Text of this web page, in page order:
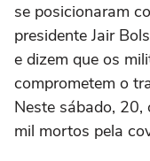
se posicionaram
presidente Jair
e dizem que os
comprometem o
Neste sábado,
mil mortos pela